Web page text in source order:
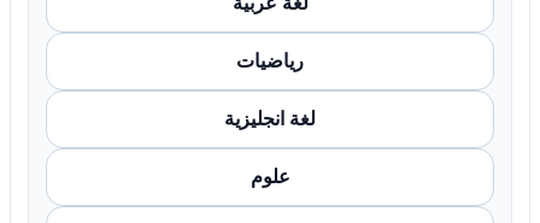
رياضيات
لغة انجليزية
علوم